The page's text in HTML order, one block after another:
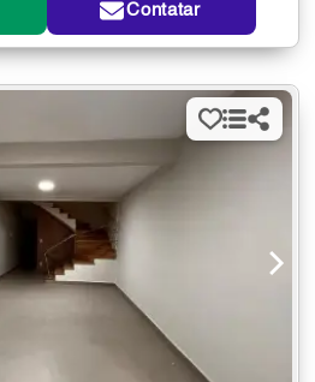
Contatar